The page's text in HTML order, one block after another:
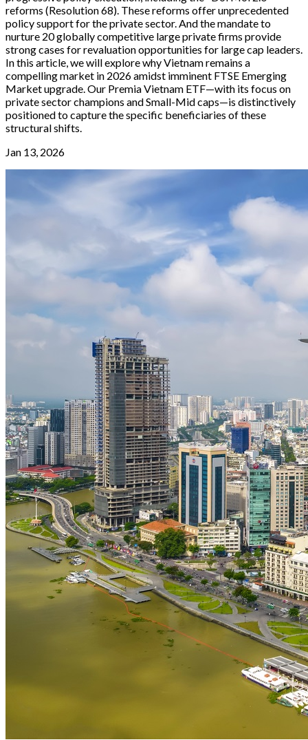
reforms (Resolution 68). These reforms offer unprecedented
policy support for the private sector. And the mandate to
nurture 20 globally competitive large private firms provide
strong cases for revaluation opportunities for large cap leaders.
In this article, we will explore why Vietnam remains a
compelling market in 2026 amidst imminent FTSE Emerging
Market upgrade. Our Premia Vietnam ETF—with its focus on
private sector champions and Small-Mid caps—is distinctively
positioned to capture the specific beneficiaries of these
structural shifts.
Jan 13, 2026